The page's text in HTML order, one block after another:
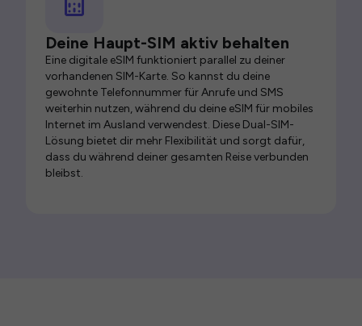
Deine Haupt-SIM aktiv behalten
Eine digitale eSIM funktioniert parallel zu deiner
vorhandenen SIM-Karte. So kannst du deine
gewohnte Telefonnummer für Anrufe und SMS
weiterhin nutzen, während du deine eSIM für mobiles
Internet im Ausland verwendest. Diese Dual-SIM-
Lösung bietet dir mehr Flexibilität und sorgt dafür,
dass du während deiner gesamten Reise verbunden
bleibst.